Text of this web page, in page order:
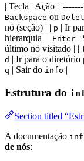
| Tecla | Ação |
Backspace ou
nó (seção) | | p | Ir
hierarquia | | Enter |
último nó visitado | |
d | Ir para o diretório
q | Sair do info |
Estrutura do
Section titled
A documentação
de nós: